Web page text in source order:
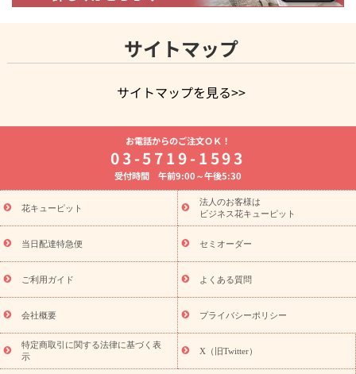
サイトマップ
サイトマップを見る>>
よく贈られる花
お祝いの花特集
誕生日フラワーギフト特集
8月の誕生花(トルコキキョウ)
開店・開業祝い
お供え・お悔やみ お供え・お悔やみの花
通夜・葬儀に贈る花 胡蝶蘭・花鉢
ーブドフラワー
季節のイベント
ひまわり ギフト・プレゼント
特集
お盆 花（新盆・初盆） 季節のイベント
お盆 花（新
盆・初盆）
お盆 花（新盆・初盆）
お盆・お供え 花とセットギ
フト
お盆・お供え プリザーブドフラワー
ひまわり ギフト・プ
レゼント特集
夏の花贈り・お中元・暑中見舞い 花のギフト特集
敬老の日におくる花ギフト・プレゼント特集
花ギフト・プレゼント特集
敬老の日 花のおすすめランキング
敬
老の日 花鉢植えのギフト・プレゼント特集
敬老の日 花とセットギ
フト・プレゼント特集
敬老の日の花 全てのギフト一覧
キャン
ペーン
映画『ウォーターガーディアンズ』コラボキャンペーン
「きょう誕生日なんです」キャンペーン
誕生日の花を探す
お電話からのご注文ＯＫ！
03-5719-1593
受付時間 午前9:00～午後5:30
花キューピット
法人のお客様は
ビジネス花キューピット
当日配達特急便 セミオーダー
ご利用ガイド よくある質問
会社概要 プライバシーポリシー
特定商取引に関する法律に基づく表
示
X（旧Twitter）